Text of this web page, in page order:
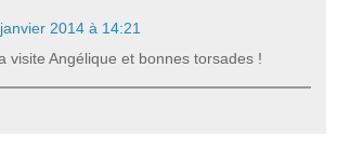
2014 à 14:21
visite Angélique et bonnes torsades !